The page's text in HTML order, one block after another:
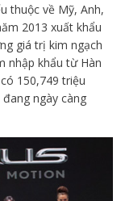
thuộc về Mỹ, Anh,
2013 xuất khẩu
giá trị kim ngạch
nhập khẩu từ Hàn
150,749 triệu
ngày càng